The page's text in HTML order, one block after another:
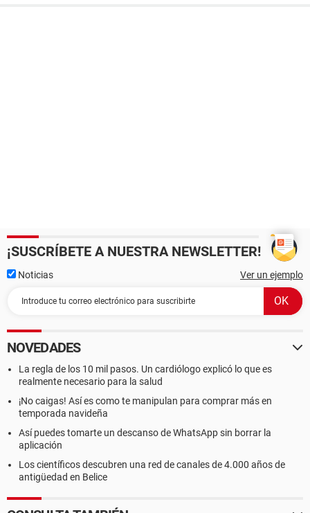
¡SUSCRÍBETE A NUESTRA NEWSLETTER!
Noticias Ver un ejemplo
NOVEDADES
La regla de los 10 mil pasos. Un cardiólogo explicó lo que es
realmente necesario para la salud
¡No caigas! Así es como te manipulan para comprar más en
temporada navideña
Así puedes tomarte un descanso de WhatsApp sin borrar la
aplicación
Los científicos descubren una red de canales de 4.000 años de
antigüedad en Belice